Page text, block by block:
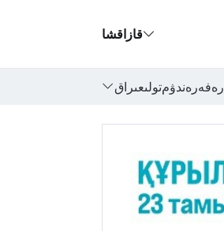
قازاقشا
رەفەرەندۋمتولىعىراق